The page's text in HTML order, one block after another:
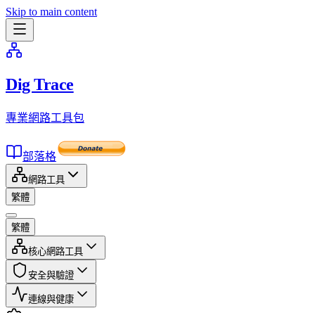
Skip to main content
Dig Trace
專業網路工具包
部落格
網路工具
繁體
繁體
核心網路工具
安全與驗證
連線與健康